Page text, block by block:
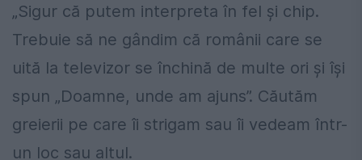
„Sigur că putem interpreta în fel și chip.
Trebuie să ne gândim că românii care se
uită la televizor se închină de multe ori și își
spun „Doamne, unde am ajuns”. Căutăm
greierii pe care îi strigam sau îi vedeam într-
un loc sau altul.